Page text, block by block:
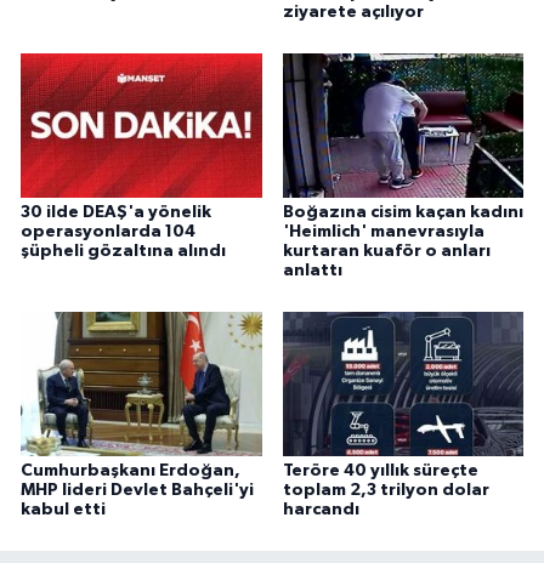
ziyarete açılıyor
30 ilde DEAŞ'a yönelik
operasyonlarda 104
şüpheli gözaltına alındı
Boğazına cisim kaçan kadını
'Heimlich' manevrasıyla
kurtaran kuaför o anları
anlattı
Cumhurbaşkanı Erdoğan,
MHP lideri Devlet Bahçeli'yi
kabul etti
Teröre 40 yıllık süreçte
toplam 2,3 trilyon dolar
harcandı